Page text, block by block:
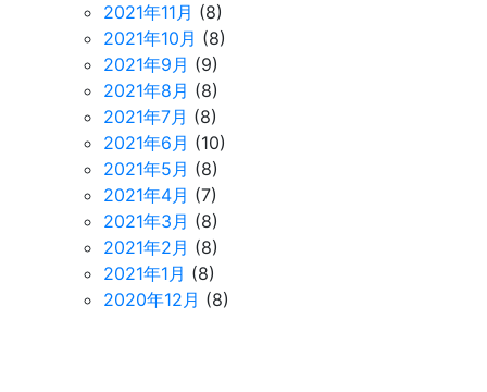
2021年11月 (8)
2021年10月 (8)
2021年9月 (9)
2021年8月 (8)
2021年7月 (8)
2021年6月 (10)
2021年5月 (8)
2021年4月 (7)
2021年3月 (8)
2021年2月 (8)
2021年1月 (8)
2020年12月 (8)